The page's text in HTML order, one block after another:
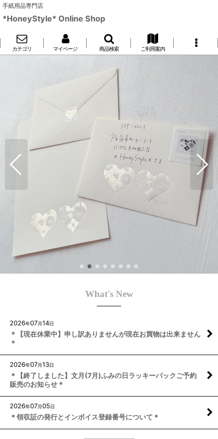
手紙用品専門店
*HoneyStyle* Online Shop
カテゴリ マイページ 商品検索 ご利用案内
What's New
2026年07月14日
＊【現在休業中】申し訳ありませんが現在お買物は出来ません
＊
2026年07月13日
＊【終了しました】文月(7月)ふみの日ラッキーパックご予約
販売のお知らせ＊
2026年07月05日
＊領収証の発行とインボイス登録番号について＊